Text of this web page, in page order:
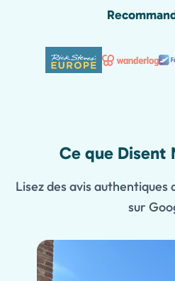
Ce que Disent
Lisez des avis
sur